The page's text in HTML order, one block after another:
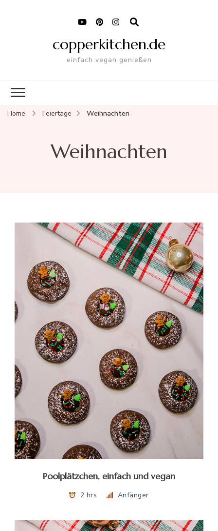
copperkitchen.de
einfach vegan genießen
Home Feiertage Weihnachten
Weihnachten
Poolplätzchen, einfach und vegan
2 hrs Anfänger